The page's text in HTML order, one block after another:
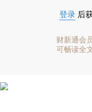
登录 后
财新通会
可畅读全